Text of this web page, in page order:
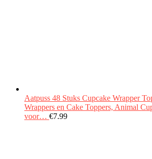
Aatpuss 48 Stuks Cupcake Wrapper
Wrappers en Cake Toppers, Animal
voor… €7.99